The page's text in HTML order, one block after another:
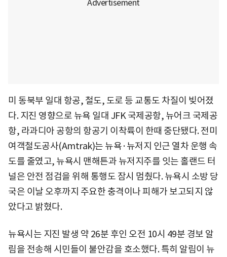
미 동북부 일대 항공, 철도, 도로 등 교통도 차질이 빚어졌
다. 지진 영향으로 뉴욕 일대 JFK 국제공항, 뉴어크 국제공
항, 라과디아 공항의 항공기 이착륙이 한때 중단됐다. 전미
여객철도공사(Amtrak)는 뉴욕·뉴저지 인근 열차 운행 속
도를 줄였고, 뉴욕시 맨해튼과 뉴저지주를 잇는 홀랜드 터
널은 안전 점검을 위해 통행도 잠시 멈췄다. 뉴욕시 소방 당
국은 이날 오후까지 주요한 충격이나 피해가 보고되지 않
았다고 밝혔다.
뉴욕시는 지진 발생 약 26분 후인 오전 10시 49분 경보 알
림을 전송해 시민들이 불안감을 호소했다. 특히 알림이 뉴